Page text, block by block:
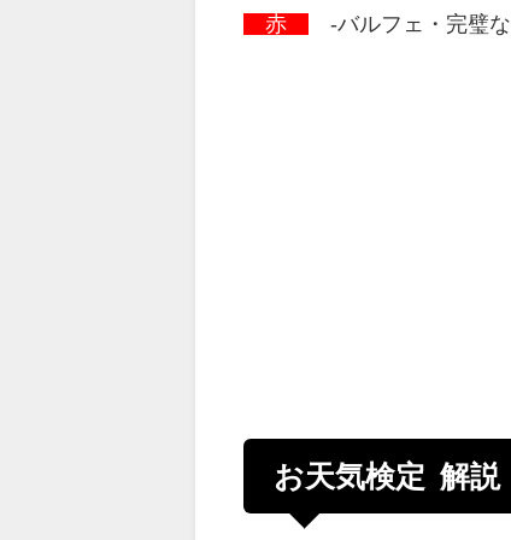
赤 -バルフェ・完璧な
お天気検定 解説